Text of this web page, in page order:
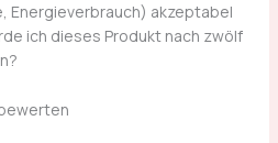
Energieverbrauch) akzeptabel
ich dieses Produkt nach zwölf